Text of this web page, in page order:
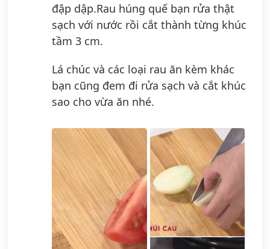
đập dập.Rau húng quế bạn rửa thật
sạch với nước rồi cắt thành từng khúc
tầm 3 cm.
Lá chúc và các loại rau ăn kèm khác
bạn cũng đem đi rửa sạch và cắt khúc
sao cho vừa ăn nhé.